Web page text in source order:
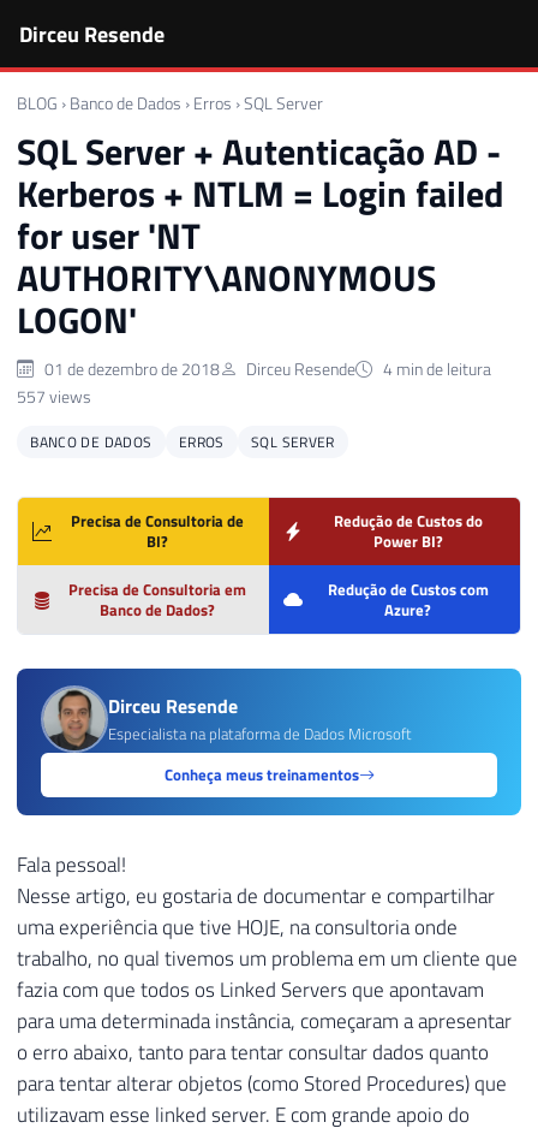
Dirceu Resende
BLOG › Banco de Dados › Erros ›SQL Server
SQL Server + Autenticação AD -
Kerberos + NTLM = Login failed
for user 'NT
AUTHORITY\ANONYMOUS
LOGON'
01 de dezembro de 2018 Dirceu Resende
4 min de leitura
557 views
BANCO DE DADOS ERROS SQL SERVER
Precisa de Consultoria de
BI?
Redução de Custos do
Power BI?
Precisa de Consultoria em
Banco de Dados?
Redução de Custos com
Azure?
Dirceu Resende
Especialista na plataforma de Dados Microsoft
Conheça meus treinamentos
Fala pessoal!
Nesse artigo, eu gostaria de documentar e compartilhar
uma experiência que tive HOJE, na consultoria onde
trabalho, no qual tivemos um problema em um cliente que
fazia com que todos os Linked Servers que apontavam
para uma determinada instância, começaram a apresentar
o erro abaixo, tanto para tentar consultar dados quanto
para tentar alterar objetos (como Stored Procedures) que
utilizavam esse linked server. E com grande apoio do